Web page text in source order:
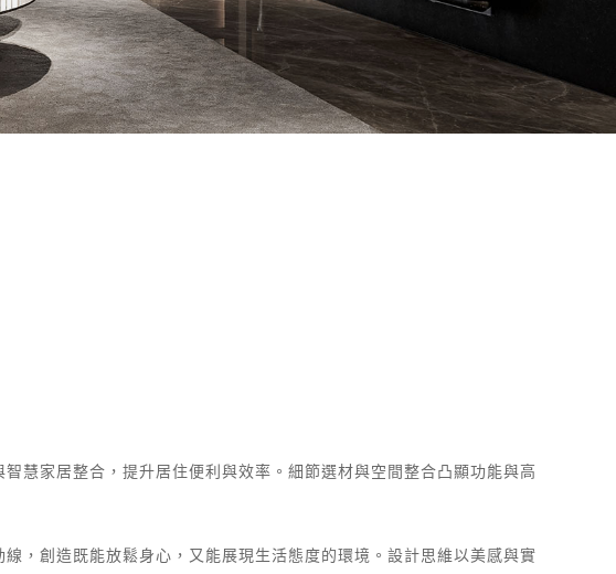
慧家居整合，提升居住便利與效率。細節選材與空間整合凸顯功能與高
，創造既能放鬆身心，又能展現生活態度的環境。設計思維以美感與實